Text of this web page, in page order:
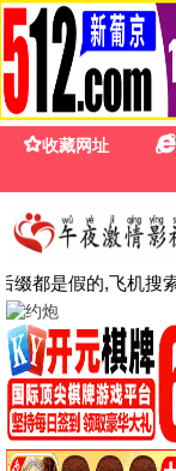
🍉国产第